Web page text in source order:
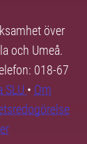
över
och Umeå.
018-67
SLU • Om